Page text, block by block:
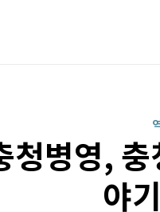
청병영, 충
야